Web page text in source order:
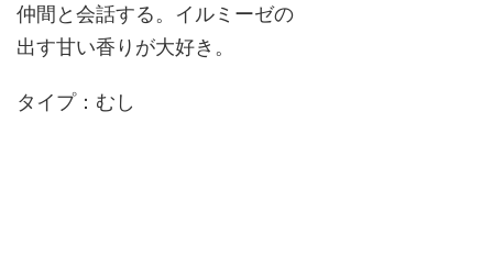
仲間と会話する。イルミーゼの
出す甘い香りが大好き。
タイプ：むし